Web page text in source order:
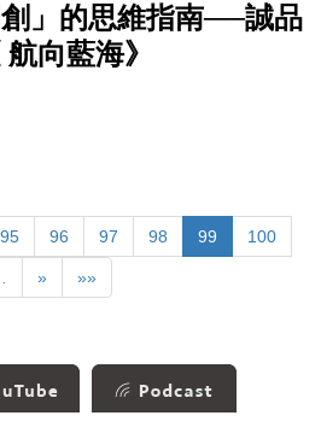
」的思維指南──誠品
向藍海》
95 96 97 98 99 100
» »»